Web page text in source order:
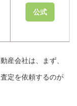
公式
産会社は、まず、
定を依頼するのが